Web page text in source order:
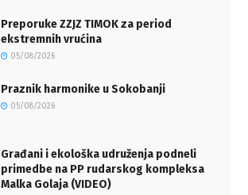
Preporuke ZZJZ TIMOK za period
ekstremnih vrućina
05/08/2026
Praznik harmonike u Sokobanji
05/08/2026
Građani i ekološka udruženja podneli
primedbe na PP rudarskog kompleksa
Malka Golaja (VIDEO)